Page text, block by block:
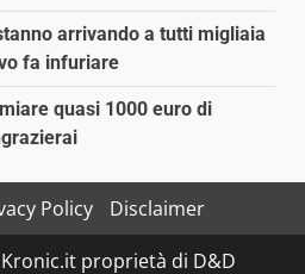
arrivando a tutti migliaia
fa infuriare
quasi 1000 euro di
Policy
Disclaimer
proprietà di D&D